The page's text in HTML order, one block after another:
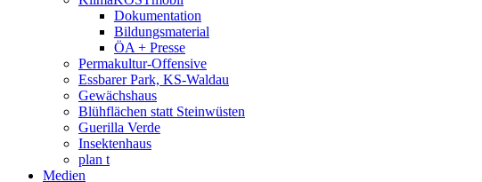
Dokumentation
Bildungsmaterial
ÖA + Presse
Permakultur-Offensive
Essbarer Park, KS-Waldau
Gewächshaus
Blühflächen statt Steinwüsten
Guerilla Verde
Insektenhaus
plan t
Medien